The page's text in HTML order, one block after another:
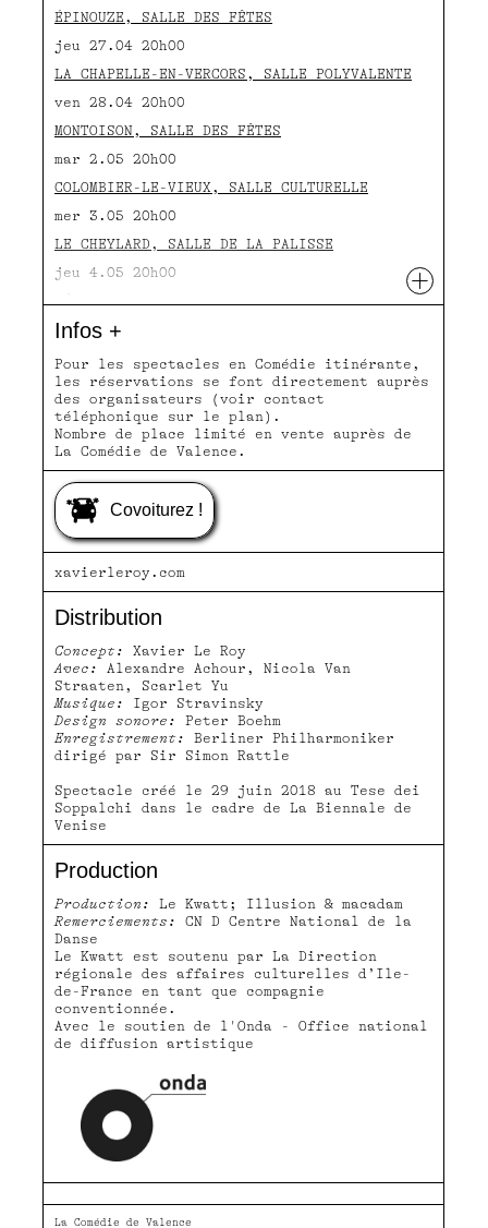
xavierleroy.com
Distribution
Concept:
Xavier Le Roy
Avec:
Alexandre Achour, Nicola Van
Straaten, Scarlet Yu
Musique:
Igor Stravinsky
Design sonore: Peter Boehm
Enregistrement:
Berliner Philharmoniker
dirigé par Sir Simon Rattle
Spectacle créé le 29 juin 2018 au Tese dei
Soppalchi dans le cadre de La Biennale de
Venise
Production
Production:
Le Kwatt; Illusion & macadam
Remerciements:
CN D Centre National de la
Danse
Le Kwatt est soutenu par La Direction
régionale des affaires culturelles d’Ile-
de-France en tant que compagnie
conventionnée.
Avec le soutien de l'Onda - Office national
de diffusion artistique
ÉPINOUZE, SALLE DES FÊTES
jeu 27.04 20h00
LA CHAPELLE-EN-VERCORS, SALLE POLYVALENTE
ven 28.04 20h00
MONTOISON, SALLE DES FÊTES
mar 2.05 20h00
COLOMBIER-LE-VIEUX, SALLE CULTURELLE
mer 3.05 20h00
LE CHEYLARD, SALLE DE LA PALISSE
jeu 4.05 20h00
DÉSAIGNES, ESPACE CULTUREL
ven 5.05 20h00
VALAURIE, LA SALLE
mar 9.05 20h00
BOURDEAUX, SALLE PIERRY BELLE
mer 10.05 20h00
LUSSAS, CENTRE CULTUREL JEAN-PAUL ROUX
jeu 11.05 20h00
MERCUER, SALLE MERCURE
ven 12.05 20h00
+
Infos +
Pour les spectacles en Comédie itinérante,
les réservations se font directement auprès
des organisateurs (voir contact
téléphonique sur le plan).
Nombre de place limité en vente auprès de
La Comédie de Valence.
Covoiturez !
La Comédie de Valence